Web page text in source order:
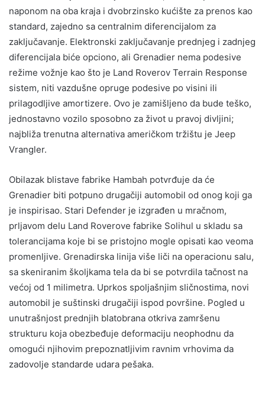
naponom na oba kraja i dvobrzinsko kućište za prenos kao
standard, zajedno sa centralnim diferencijalom za
zaključavanje. Elektronski zaključavanje prednjeg i zadnjeg
diferencijala biće opciono, ali Grenadier nema podesive
režime vožnje kao što je Land Roverov Terrain Response
sistem, niti vazdušne opruge podesive po visini ili
prilagodljive amortizere. Ovo je zamišljeno da bude teško,
jednostavno vozilo sposobno za život u pravoj divljini;
najbliža trenutna alternativa američkom tržištu je Jeep
Vrangler.
Obilazak blistave fabrike Hambah potvrđuje da će
Grenadier biti potpuno drugačiji automobil od onog koji ga
je inspirisao. Stari Defender je izgrađen u mračnom,
prljavom delu Land Roverove fabrike Solihul u skladu sa
tolerancijama koje bi se pristojno mogle opisati kao veoma
promenljive. Grenadirska linija više liči na operacionu salu,
sa skeniranim školjkama tela da bi se potvrdila tačnost na
većoj od 1 milimetra. Uprkos spoljašnjim sličnostima, novi
automobil je suštinski drugačiji ispod površine. Pogled u
unutrašnjost prednjih blatobrana otkriva zamršenu
strukturu koja obezbeđuje deformaciju neophodnu da
omogući njihovim prepoznatljivim ravnim vrhovima da
zadovolje standarde udara pešaka.